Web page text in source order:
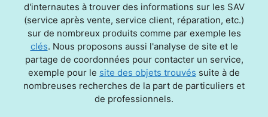
d'internautes à trouver des informations sur les SAV
(service après vente, service client, réparation, etc.)
sur de nombreux produits comme par exemple les
clés. Nous proposons aussi l'analyse de site et le
partage de coordonnées pour contacter un service,
exemple pour le site des objets trouvés suite à de
nombreuses recherches de la part de particuliers et
de professionnels.